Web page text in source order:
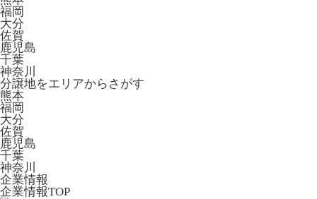
福岡
大分
佐賀
鹿児島
千葉
神奈川
分譲地をエリアからさがす
熊本
福岡
大分
佐賀
鹿児島
千葉
神奈川
企業情報
企業情報TOP